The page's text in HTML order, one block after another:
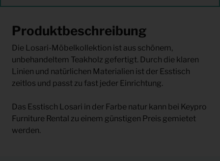
Produktbeschreibung
Die Losari-Möbelkollektion ist aus schönem,
unbehandeltem Teakholz gefertigt. Durch die klaren
Linien und natürlichen Materialien ist der Esstisch
zeitlos und passt zu fast jeder Einrichtung.
Das Esstisch Losari in der Farbe natur kann bei Keypro
Furniture Rental zu einem günstigen Preis gemietet
werden.